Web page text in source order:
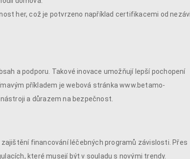
her, což je potvrzeno například certifikacemi od
a podporu. Takové inovace umožňují lepší pochopení
příkladem je webová stránka www.betamo-
a důrazem na bezpečnost.
financování léčebných programů závislosti. Přes
které musejí být v souladu s novými trendy.